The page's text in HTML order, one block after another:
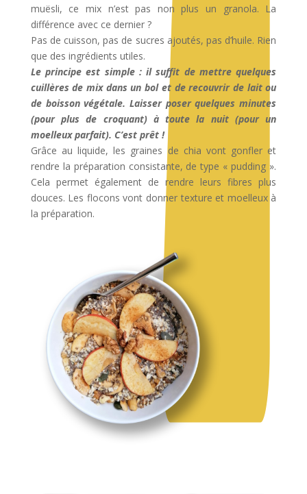
muësli, ce mix n’est pas non plus un granola. La
différence avec ce dernier ?
Pas de cuisson, pas de sucres ajoutés, pas d’huile. Rien
que des ingrédients utiles.
Le principe est simple : il suffit de mettre quelques
cuillères de mix dans un bol et de recouvrir de lait ou
de boisson végétale. Laisser poser quelques minutes
(pour plus de croquant) à toute la nuit (pour un
moelleux parfait). C’est prêt !
Grâce au liquide, les graines de chia vont gonfler et
rendre la préparation consistante, de type « pudding ».
Cela permet également de rendre leurs fibres plus
douces. Les flocons vont donner texture et moelleux à
la préparation.